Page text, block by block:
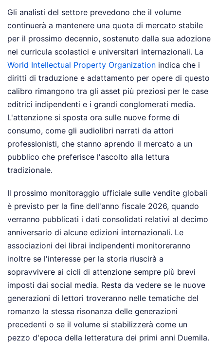
Gli analisti del settore prevedono che il volume
continuerà a mantenere una quota di mercato stabile
per il prossimo decennio, sostenuto dalla sua adozione
nei curricula scolastici e universitari internazionali. La
World Intellectual Property Organization indica che i
diritti di traduzione e adattamento per opere di questo
calibro rimangono tra gli asset più preziosi per le case
editrici indipendenti e i grandi conglomerati media.
L'attenzione si sposta ora sulle nuove forme di
consumo, come gli audiolibri narrati da attori
professionisti, che stanno aprendo il mercato a un
pubblico che preferisce l'ascolto alla lettura
tradizionale.
Il prossimo monitoraggio ufficiale sulle vendite globali
è previsto per la fine dell'anno fiscale 2026, quando
verranno pubblicati i dati consolidati relativi al decimo
anniversario di alcune edizioni internazionali. Le
associazioni dei librai indipendenti monitoreranno
inoltre se l'interesse per la storia riuscirà a
sopravvivere ai cicli di attenzione sempre più brevi
imposti dai social media. Resta da vedere se le nuove
generazioni di lettori troveranno nelle tematiche del
romanzo la stessa risonanza delle generazioni
precedenti o se il volume si stabilizzerà come un
pezzo d'epoca della letteratura dei primi anni Duemila.